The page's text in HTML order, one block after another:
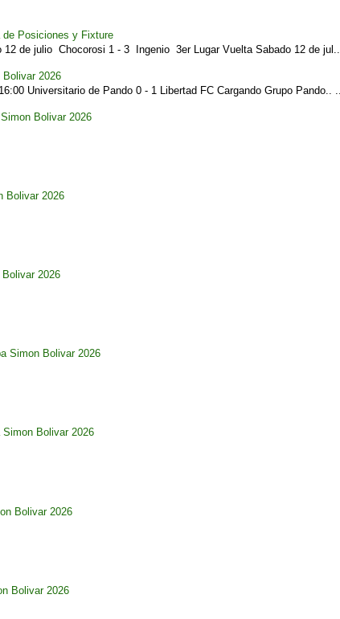
de Posiciones y Fixture
de julio Chocorosi 1 - 3 Ingenio 3er Lugar Vuelta Sabado 12 de jul...
Bolivar 2026
Universitario de Pando 0 - 1 Libertad FC Cargando Grupo Pando.. ...
Bolivar 2026
Bolivar 2026
2026
Simon Bolivar 2026
Simon Bolivar 2026
Bolivar 2026
Bolivar 2026